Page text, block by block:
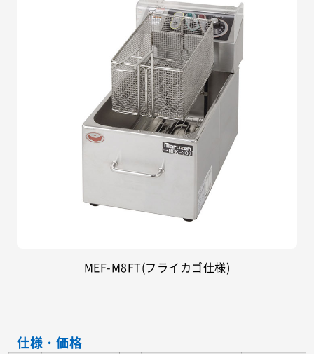
MEF-M8FT(フライカゴ仕様)
仕様・価格